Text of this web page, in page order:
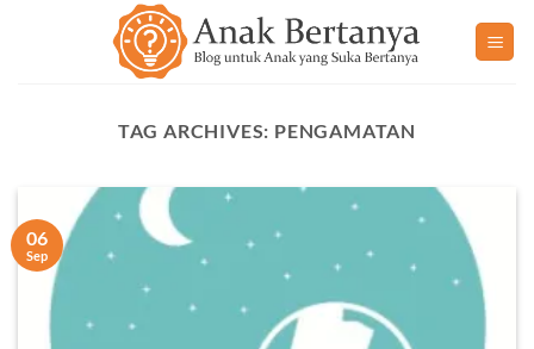
TAG ARCHIVES: PENGAMATAN
06
Sep